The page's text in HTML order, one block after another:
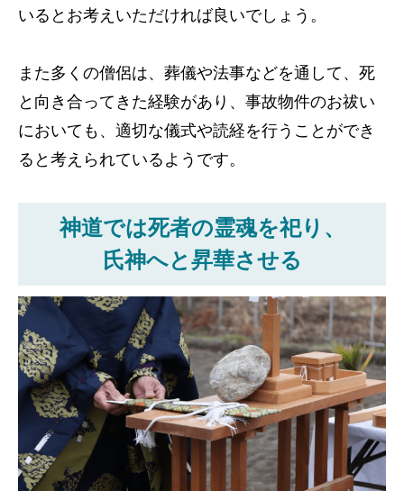
いるとお考えいただければ良いでしょう。
また多くの僧侶は、葬儀や法事などを通して、死
と向き合ってきた経験があり、事故物件のお祓い
においても、適切な儀式や読経を行うことができ
ると考えられているようです。
神道では死者の霊魂を祀り、
氏神へと昇華させる